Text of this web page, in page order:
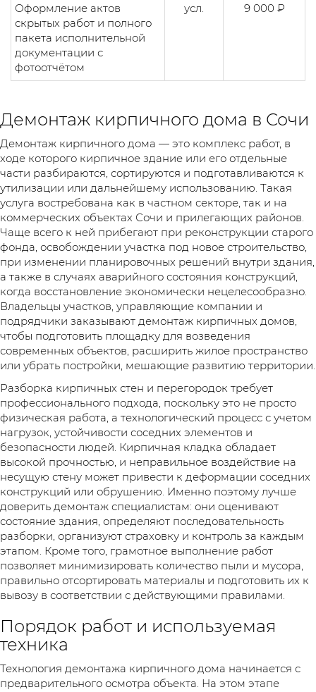
Оформление актов
скрытых работ и полного
пакета исполнительной
документации с
фотоотчётом
усл. 9 000 ₽
Демонтаж кирпичного дома в Сочи
Демонтаж кирпичного дома — это комплекс работ, в
ходе которого кирпичное здание или его отдельные
части разбираются, сортируются и подготавливаются к
утилизации или дальнейшему использованию. Такая
услуга востребована как в частном секторе, так и на
коммерческих объектах Сочи и прилегающих районов.
Чаще всего к ней прибегают при реконструкции старого
фонда, освобождении участка под новое строительство,
при изменении планировочных решений внутри здания,
а также в случаях аварийного состояния конструкций,
когда восстановление экономически нецелесообразно.
Владельцы участков, управляющие компании и
подрядчики заказывают демонтаж кирпичных домов,
чтобы подготовить площадку для возведения
современных объектов, расширить жилое пространство
или убрать постройки, мешающие развитию территории.
Разборка кирпичных стен и перегородок требует
профессионального подхода, поскольку это не просто
физическая работа, а технологический процесс с учетом
нагрузок, устойчивости соседних элементов и
безопасности людей. Кирпичная кладка обладает
высокой прочностью, и неправильное воздействие на
несущую стену может привести к деформации соседних
конструкций или обрушению. Именно поэтому лучше
доверить демонтаж специалистам: они оценивают
состояние здания, определяют последовательность
разборки, организуют страховку и контроль за каждым
этапом. Кроме того, грамотное выполнение работ
позволяет минимизировать количество пыли и мусора,
правильно отсортировать материалы и подготовить их к
вывозу в соответствии с действующими правилами.
Порядок работ и используемая
техника
Технология демонтажа кирпичного дома начинается с
предварительного осмотра объекта. На этом этапе